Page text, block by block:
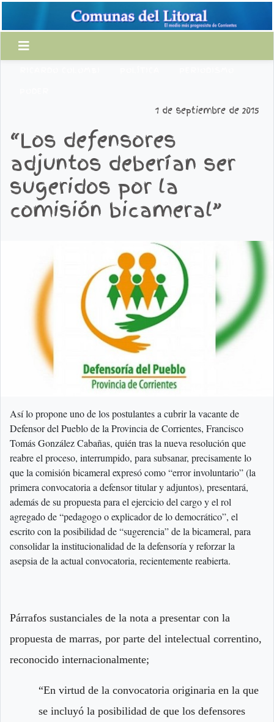
1 de septiembre de 2015
“Los defensores
adjuntos deberían ser
sugeridos por la
comisión bicameral”
Así lo propone uno de los postulantes a cubrir la vacante de
Defensor del Pueblo de la Provincia de Corrientes, Francisco
Tomás González Cabañas, quién tras la nueva resolución que
reabre el proceso, interrumpido, para subsanar, precisamente lo
que la comisión bicameral expresó como “error involuntario” (la
primera convocatoria a defensor titular y adjuntos), presentará,
además de su propuesta para el ejercicio del cargo y el rol
agregado de “pedagogo o explicador de lo democrático”, el
escrito con la posibilidad de “sugerencia” de la bicameral, para
consolidar la institucionalidad de la defensoría y reforzar la
asepsia de la actual convocatoria, recientemente reabierta.
Párrafos sustanciales de la nota a presentar con la
propuesta de marras, por parte del intelectual correntino,
reconocido internacionalmente;
“En virtud de la convocatoria originaria en la que
se incluyó la posibilidad de que los defensores